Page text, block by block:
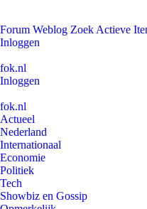
Forum Weblog Zoek Actieve
Inloggen
fok.nl
Inloggen
fok.nl
Actueel
Nederland
Internationaal
Economie
Politiek
Tech
Showbiz en Gossip